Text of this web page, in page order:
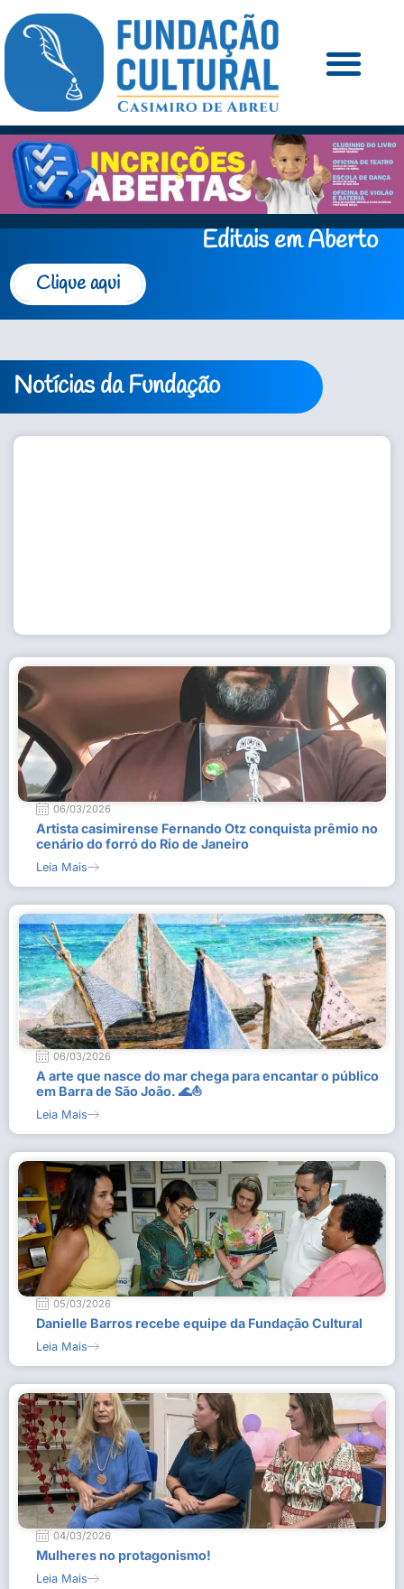
Editais em Aberto
Clique aqui
Notícias da Fundação
06/03/2026
Artista casimirense Fernando Otz conquista prêmio no
cenário do forró do Rio de Janeiro
Leia Mais
06/03/2026
A arte que nasce do mar chega para encantar o público
em Barra de São João. 🌊⛵
Leia Mais
05/03/2026
Danielle Barros recebe equipe da Fundação Cultural
Leia Mais
04/03/2026
Mulheres no protagonismo!
Leia Mais